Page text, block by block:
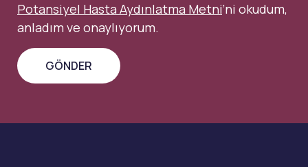
Potansiyel Hasta Aydınlatma Metni’ni okudum,
anladım ve onaylıyorum.